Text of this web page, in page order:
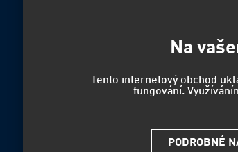
Na
Tento internetový obchod
fungování.
PODROBNÉ